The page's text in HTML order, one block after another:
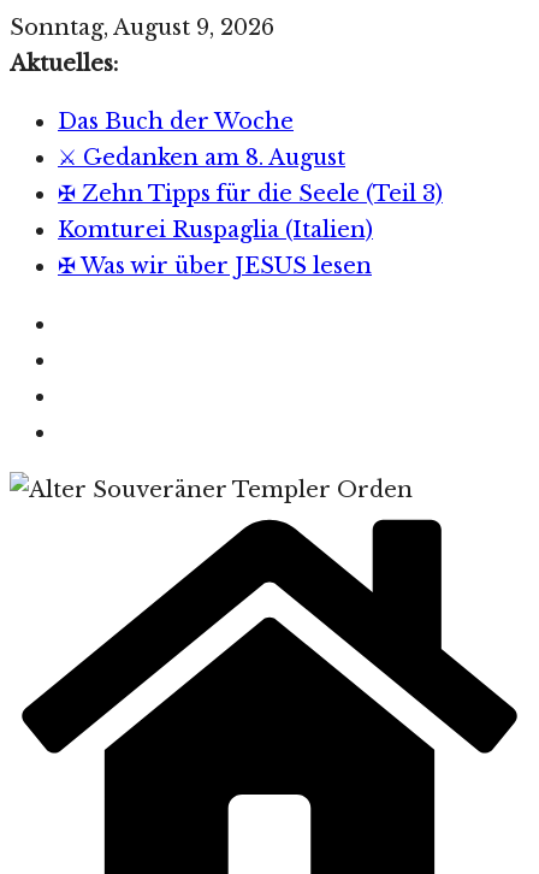
Zum
Inhalt
Sonntag, August 9, 2026
Aktuelles:
Das Buch der Woche
⚔️ Gedanken am 8. August
✠ Zehn Tipps für die Seele (Teil 3)
Komturei Ruspaglia (Italien)
✠ Was wir über JESUS lesen